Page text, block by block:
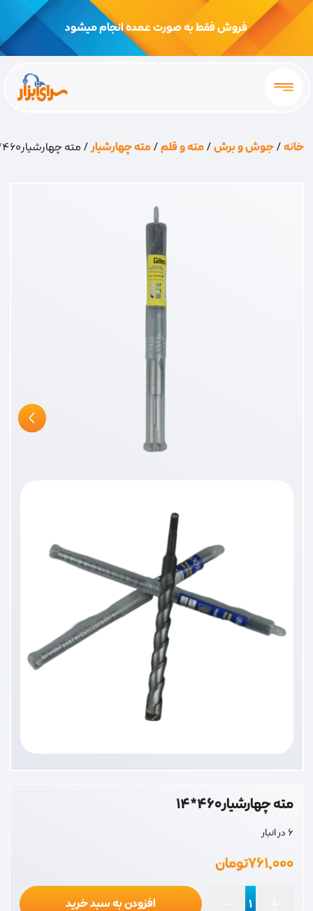
فروش فقط به صورت عمده انجام میشود
خانه/جوش و برش/مته و قلم/مته چهارشیار/ مته چهارشیار460*14
مته چهارشیار460*14
6 در انبار
۷۶۱,۰۰۰تومان
افزودن به سبد خرید